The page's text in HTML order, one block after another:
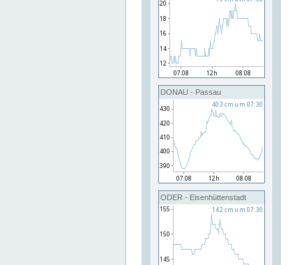
DONAU - Passau
ODER - Eisenhüttenstadt